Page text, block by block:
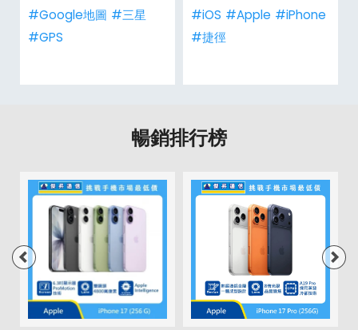
#Google地圖 #三星
#GPS
#iOS #Apple #iPhone
#捷徑
暢銷排行榜